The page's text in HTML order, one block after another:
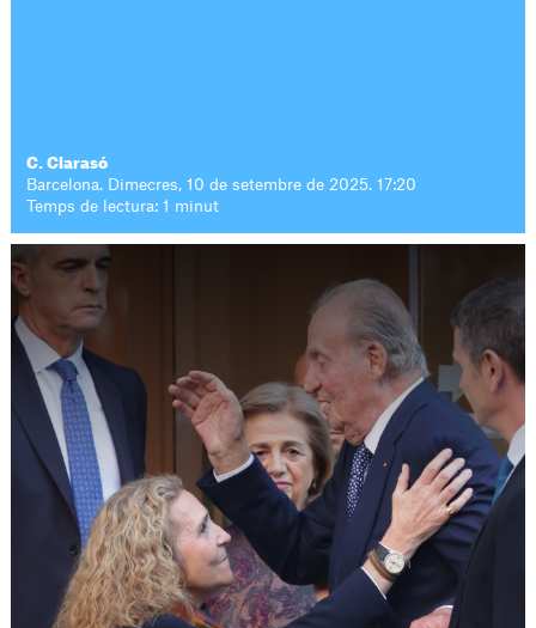
C. Clarasó
Barcelona. Dimecres, 10 de setembre de 2025. 17:20
Temps de lectura: 1 minut